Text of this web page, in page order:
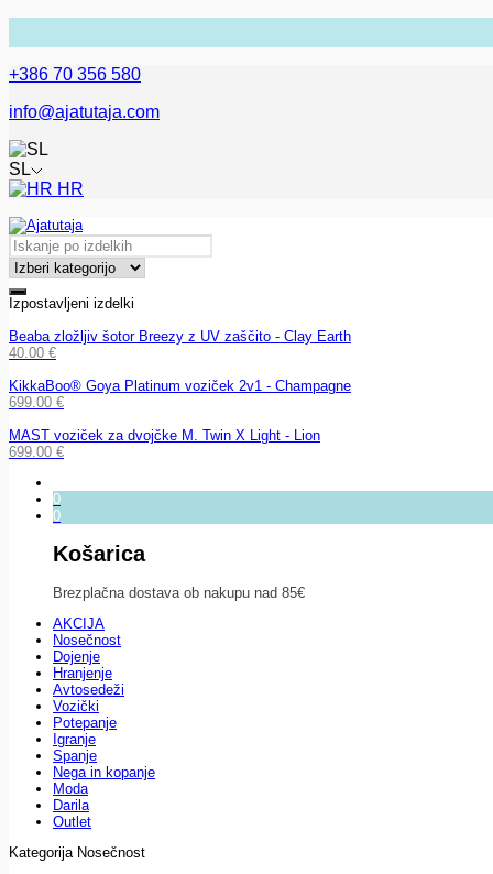
+386 70 356 580
info@ajatutaja.com
SL
HR
Izpostavljeni izdelki
Beaba zložljiv šotor Breezy z UV zaščito - Clay Earth
40.00 €
KikkaBoo® Goya Platinum voziček 2v1 - Champagne
699.00 €
MAST voziček za dvojčke M. Twin X Light - Lion
699.00 €
0
0
Košarica
Brezplačna dostava ob nakupu nad 85€
AKCIJA
Nosečnost
Dojenje
Hranjenje
Avtosedeži
Vozički
Potepanje
Igranje
Spanje
Nega in kopanje
Moda
Darila
Outlet
Kategorija Nosečnost